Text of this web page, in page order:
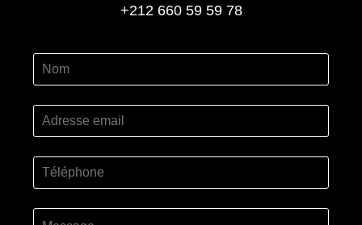
+212 660 59 59 78